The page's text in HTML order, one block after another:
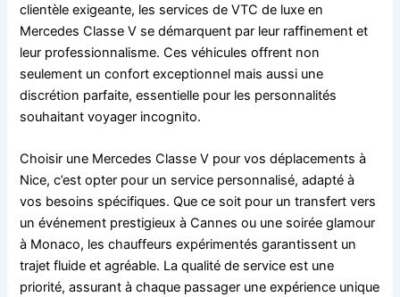
clientèle exigeante, les services de VTC de luxe en
Mercedes Classe V se démarquent par leur raffinement et
leur professionnalisme. Ces véhicules offrent non
seulement un confort exceptionnel mais aussi une
discrétion parfaite, essentielle pour les personnalités
souhaitant voyager incognito.
Choisir une Mercedes Classe V pour vos déplacements à
Nice, c’est opter pour un service personnalisé, adapté à
vos besoins spécifiques. Que ce soit pour un transfert vers
un événement prestigieux à Cannes ou une soirée glamour
à Monaco, les chauffeurs expérimentés garantissent un
trajet fluide et agréable. La qualité de service est une
priorité, assurant à chaque passager une expérience unique